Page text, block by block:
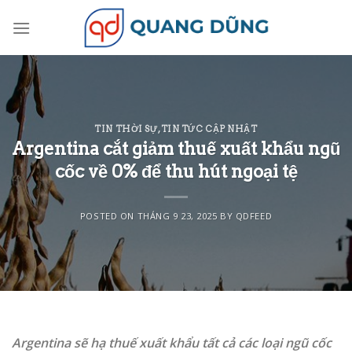
TIN THỜI SỰ,TIN TỨC CẬP NHẬT
Argentina cắt giảm thuế xuất khẩu ngũ
cốc về 0% để thu hút ngoại tệ
POSTED ON THÁNG 9 23, 2025 BY QDFEED
Argentina sẽ hạ thuế xuất khẩu tất cả các loại ngũ cốc